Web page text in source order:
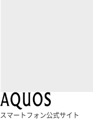
スマートフォン公式サイト